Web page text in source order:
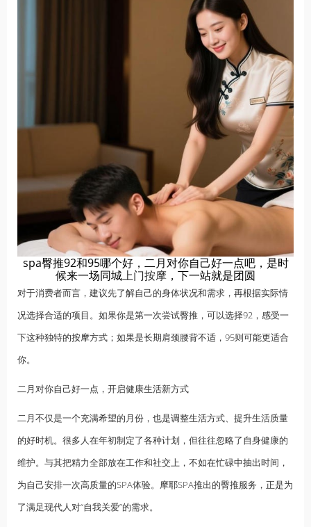
spa臀推92和95哪个好，二月对你自己好一点吧，是时
候来一场同城上门按摩 ，下一站就是团圆
对于消费者而言，建议先了解自己的身体状况和需求，再根据实际情
况选择合适的项目。如果你是第一次尝试臀推，可以选择92，感受一
下这种独特的按摩方式；如果是长期肩颈腰背不适，95则可能更适合
你。
二月对你自己好一点，开启健康生活新方式
二月不仅是一个充满希望的月份，也是调整生活方式、提升生活质量
的好时机。很多人在年初制定了各种计划，但往往忽略了自身健康的
维护。与其把精力全部放在工作和社交上，不如在忙碌中抽出时间，
为自己安排一次高质量的SPA体验。摩耶SPA推出的臀推服务，正是为
了满足现代人对“自我关爱”的需求。